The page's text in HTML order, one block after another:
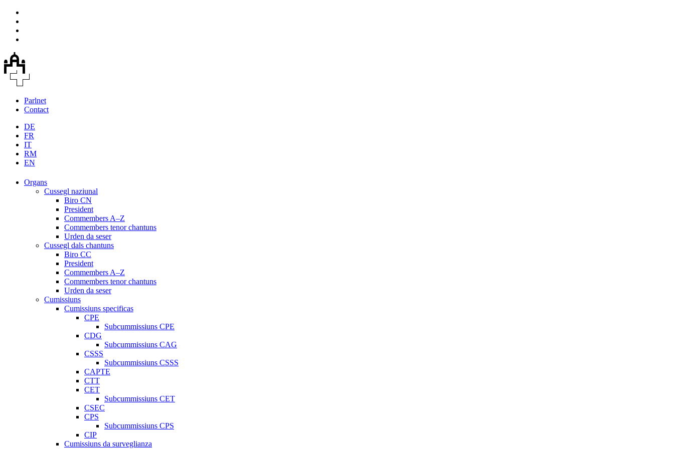
Parlnet
Contact
DE
FR
IT
RM
EN
Organs
Cussegl naziunal
Biro CN
President
Commembers A–Z
Commembers tenor chantuns
Urden da seser
Cussegl dals chantuns
Biro CC
President
Commembers A–Z
Commembers tenor chantuns
Urden da seser
Cumissiuns
Cumissiuns specificas
CPE
Subcummissiuns CPE
CDG
Subcummissiuns CAG
CSSS
Subcummissiuns CSSS
CAPTE
CTT
CET
Subcummissiuns CET
CSEC
CPS
Subcummissiuns CPS
CIP
Cumissiuns da surveglianza